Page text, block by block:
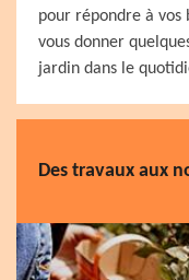
pour répondre à vos
vous donner
jardin dans le
Des travaux aux